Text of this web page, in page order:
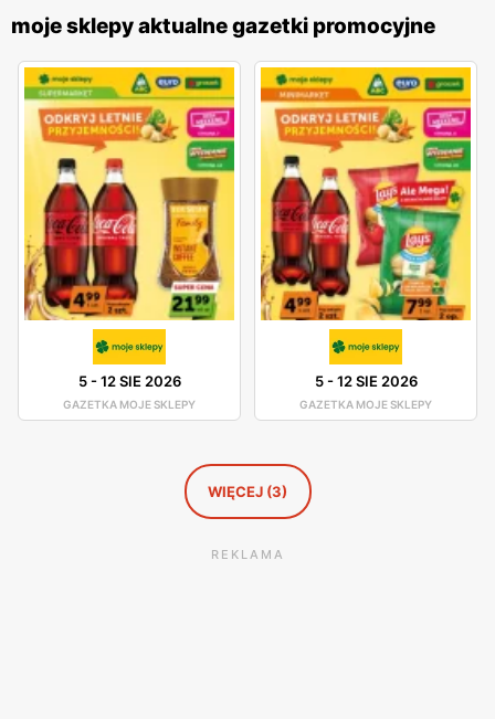
moje sklepy aktualne gazetki promocyjne
5-12 SIE 2026
GAZETKA MOJE SKLEPY
5-12 SIE 2026
GAZETKA MOJE SKLEPY
WIĘCEJ (3)
REKLAMA